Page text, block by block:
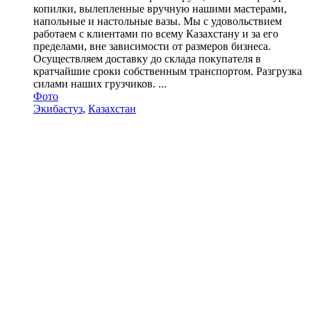
копилки, вылепленные вручную нашими мастерами,
напольные и настольные вазы. Мы с удовольствием
работаем с клиентами по всему Казахстану и за его
пределами, вне зависимости от размеров бизнеса.
Осуществляем доставку до склада покупателя в
кратчайшие сроки собственным транспортом. Разгрузка
силами наших грузчиков. ...
Фото
Экибастуз, Казахстан